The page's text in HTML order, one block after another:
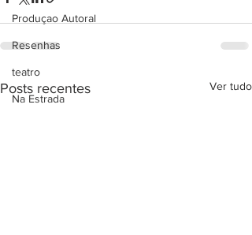
Produçao Autoral
Resenhas
teatro
Na Estrada
Posts recentes Ver tudo